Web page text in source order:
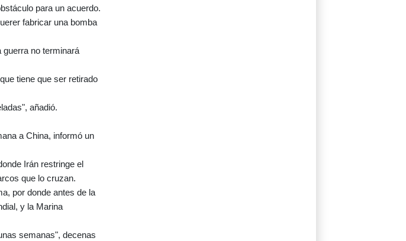
para un acuerdo.
fabricar una bomba
guerra no terminará
tiene que ser retirado
añadió.
a China, informó un
Irán restringe el
que lo cruzan.
por donde antes de la
y la Marina
semanas", decenas